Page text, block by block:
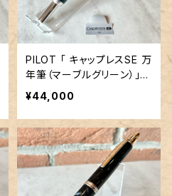
PILOT 「 キャップレスSE 万
年筆（マーブルグリーン）」／
字幅F／18金ペン先
¥44,000